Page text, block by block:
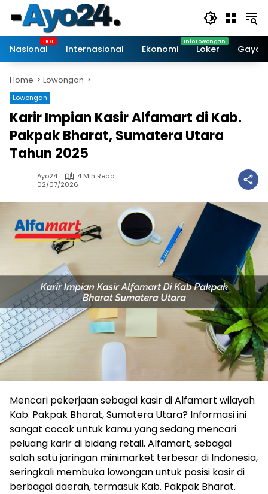
content
Nasional
Internasional Ekonomi Loker Gaya
Home Lowongan
Lowongan
Karir Impian Kasir Alfamart di Kab.
Pakpak Bharat, Sumatera Utara
Tahun 2025
Ayo24
4 Min Read
02/07/2026
Mencari pekerjaan sebagai kasir di Alfamart wilayah
Kab. Pakpak Bharat, Sumatera Utara? Informasi ini
sangat cocok untuk kamu yang sedang mencari
peluang karir di bidang retail. Alfamart, sebagai
salah satu jaringan minimarket terbesar di Indonesia,
seringkali membuka lowongan untuk posisi kasir di
berbagai daerah, termasuk Kab. Pakpak Bharat.